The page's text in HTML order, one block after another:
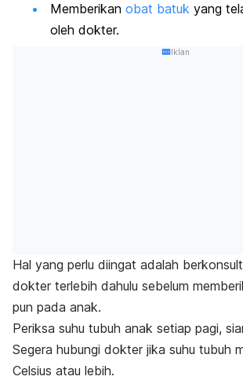
Memberikan obat batuk yang
oleh dokter.
Iklan
Hal yang perlu diingat adalah
dokter terlebih dahulu sebelum
pun pada anak.
Periksa suhu tubuh anak setiap pagi,
Segera hubungi dokter jika suhu tubuh
Celsius atau lebih.